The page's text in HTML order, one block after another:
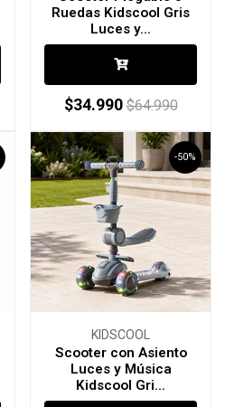
Ruedas Kidscool Gris
Luces y...
$34.990 $64.990
-50%
KIDSCOOL
Scooter con Asiento
Luces y Música
Kidscool Gri...